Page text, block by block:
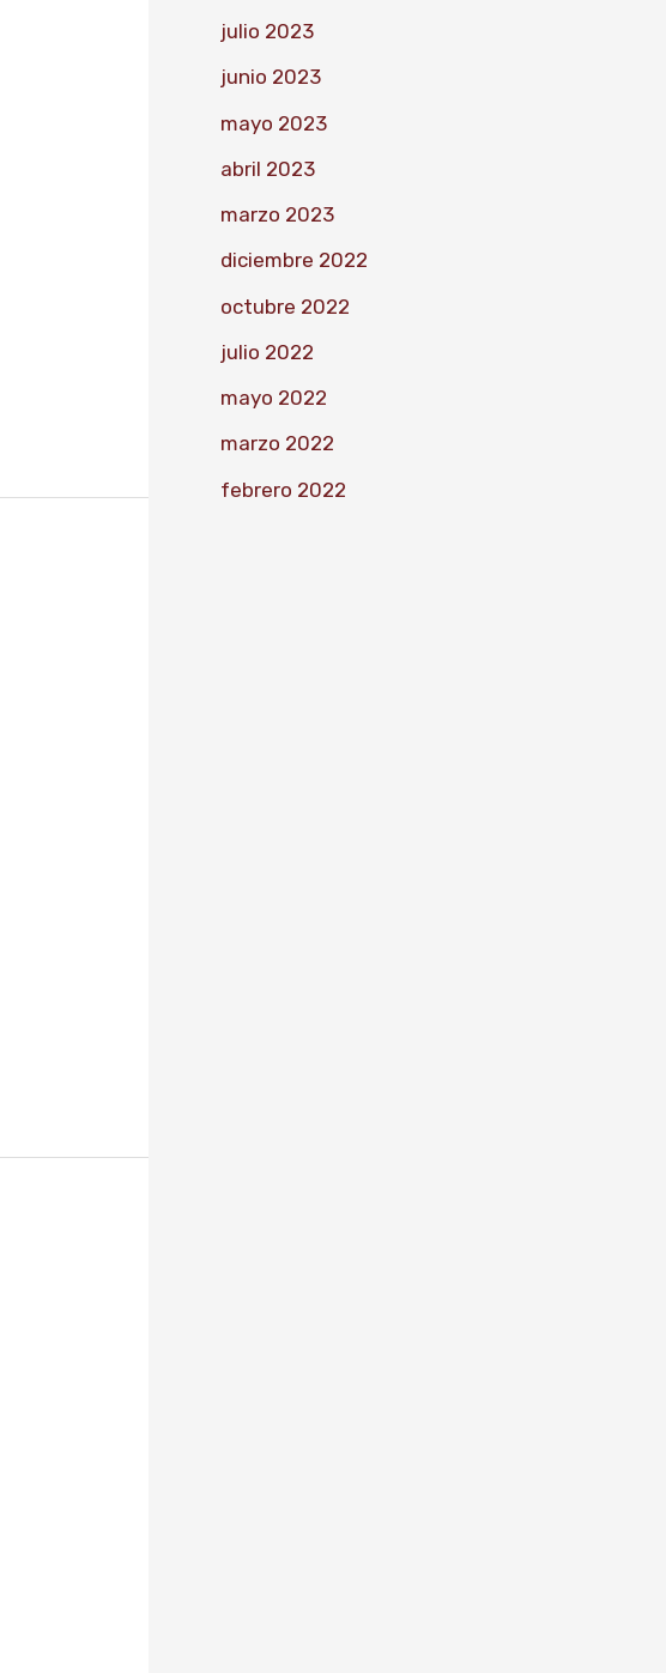
julio 2023
junio 2023
mayo 2023
abril 2023
marzo 2023
diciembre 2022
octubre 2022
julio 2022
mayo 2022
marzo 2022
febrero 2022